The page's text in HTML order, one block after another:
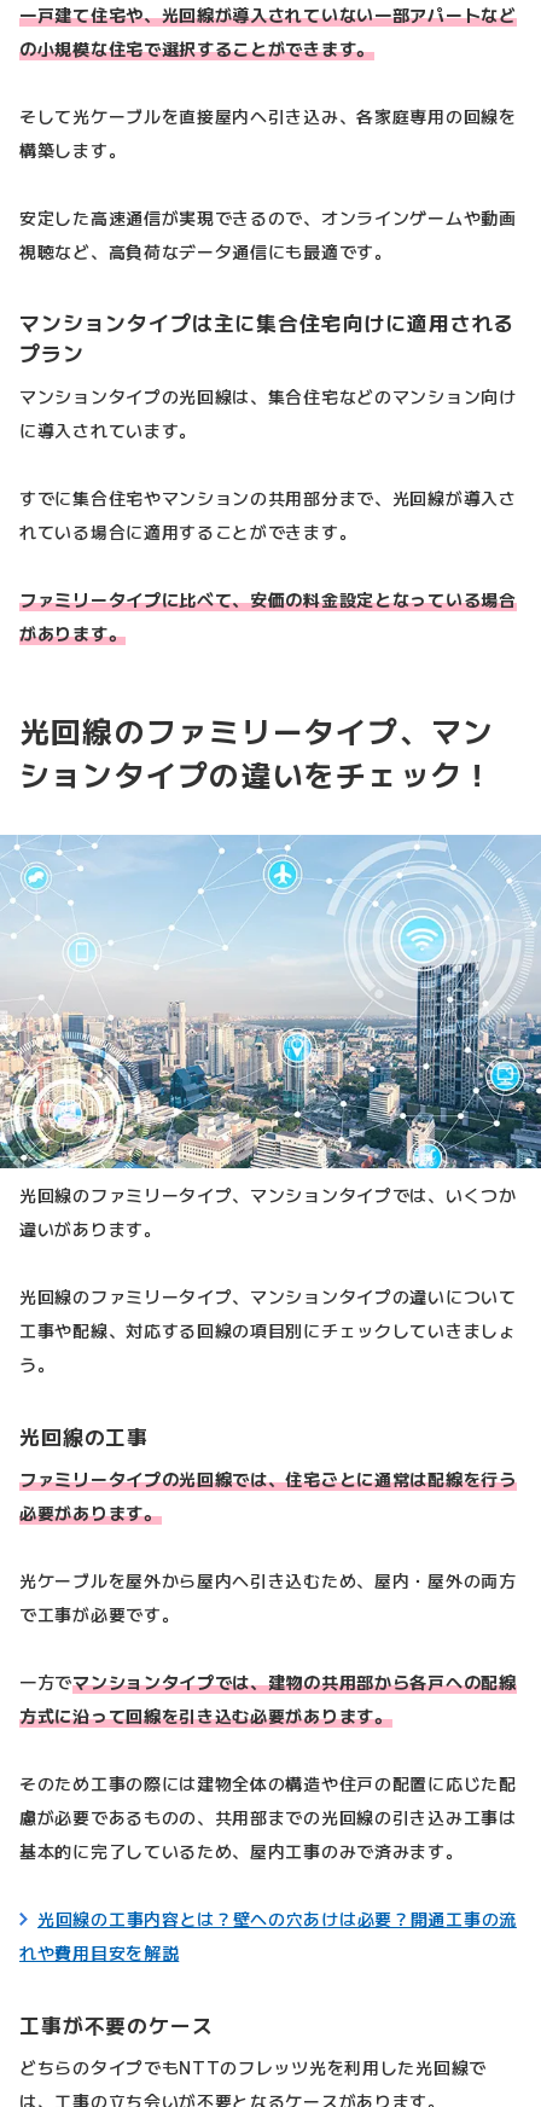
一戸建て住宅や、光回線が導入されていない一部アパートなど
の小規模な住宅で選択することができます。
そして光ケーブルを直接屋内へ引き込み、各家庭専用の回線を
構築します。
安定した高速通信が実現できるので、オンラインゲームや動画
視聴など、高負荷なデータ通信にも最適です。
マンションタイプは主に集合住宅向けに適用される
プラン
マンションタイプの光回線は、集合住宅などのマンション向け
に導入されています。
すでに集合住宅やマンションの共用部分まで、光回線が導入さ
れている場合に適用することができます。
ファミリータイプに比べて、安価の料金設定となっている場合
があります。
光回線のファミリータイプ、マン
ションタイプの違いをチェック！
光回線のファミリータイプ、マンションタイプでは、いくつか
違いがあります。
光回線のファミリータイプ、マンションタイプの違いについて
工事や配線、対応する回線の項目別にチェックしていきましょ
う。
光回線の工事
ファミリータイプの光回線では、住宅ごとに通常は配線を行う
必要があります。
光ケーブルを屋外から屋内へ引き込むため、屋内・屋外の両方
で工事が必要です。
一方でマンションタイプでは、建物の共用部から各戸への配線
方式に沿って回線を引き込む必要があります。
そのため工事の際には建物全体の構造や住戸の配置に応じた配
慮が必要であるものの、共用部までの光回線の引き込み工事は
基本的に完了しているため、屋内工事のみで済みます。
光回線の工事内容とは？壁への穴あけは必要？開通工事の流
れや費用目安を解説
工事が不要のケース
どちらのタイプでもNTTのフレッツ光を利用した光回線で
は、工事の立ち会いが不要となるケースがあります。